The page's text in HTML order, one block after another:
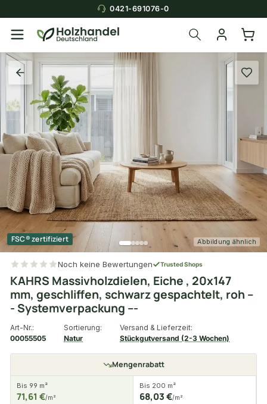
0421-691076-0
FSC® zertifiziert Abbildung ähnlich
Noch keine Bewertungen Trusted Shops
KAHRS Massivholzdielen, Eiche , 20x147
mm, geschliffen, schwarz gespachtelt, roh --
- Systemverpackung ---
Art-Nr.:
00055505
Sortierung:
Natur
Versand & Lieferzeit:
Stückgutversand (2-3 Wochen)
Mengenrabatt
Bis 99 m²
71,61 €/m²
Bis 200 m²
68,03 €/m²